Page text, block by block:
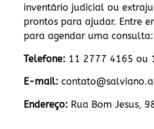
inventário judicial ou
prontos para ajudar. Entre
para agendar uma consulta:
Telefone: 11 2777 4165 ou
E-mail:
Endereço: Rua Bom Jesus,